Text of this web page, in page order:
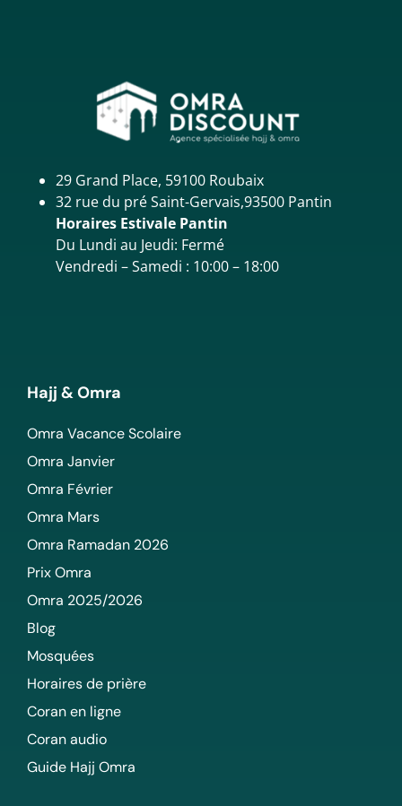
29 Grand Place, 59100 Roubaix
32 rue du pré Saint-Gervais,93500 Pantin
Horaires Estivale Pantin
Du Lundi au Jeudi: Fermé
Vendredi – Samedi : 10:00 – 18:00
Hajj & Omra
Omra Vacance Scolaire
Omra Janvier
Omra Février
Omra Mars
Omra Ramadan 2026
Prix Omra
Omra 2025/2026
Blog
Mosquées
Horaires de prière
Coran en ligne
Coran audio
Guide Hajj Omra